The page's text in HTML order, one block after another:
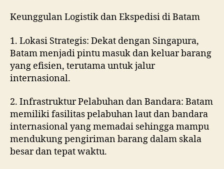
Keunggulan Logistik dan Ekspedisi di Batam
1. Lokasi Strategis: Dekat dengan Singapura,
Batam menjadi pintu masuk dan keluar barang
yang efisien, terutama untuk jalur
internasional.
2. Infrastruktur Pelabuhan dan Bandara: Batam
memiliki fasilitas pelabuhan laut dan bandara
internasional yang memadai sehingga mampu
mendukung pengiriman barang dalam skala
besar dan tepat waktu.